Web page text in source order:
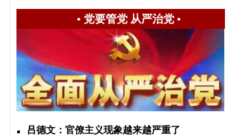
• 党要管党 从严治党•
吕德文：官僚主义现象越来越严重了